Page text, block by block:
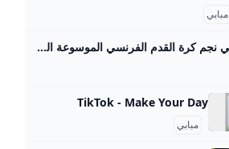
مبابي
كيليان مبابي نجم كرة القدم الفرنسي الموسوعة الجزيرة نت كيليان مبابي لاعب كرة قدم فرنسي محترف، من أصول أفريقية ولد عام 1998، فاز مع بلاده ببطولة كأس العالم عام 2018، فبرز نجما جديدا في سماء كرة القدم العالمية وهو لا يزال آنذاك دون العشرين من عمره. ولد كيليان مبابي لوتين يوم 20 ديسمبر/كانون الأول 1998، في بلدة بوندي شمال باريس في فرنسا، على بعد 11 كيلومترا من ملعب “ستاد دو فرانس”، الذي شهد تتويج فرنسا بكأس العالم. والده مسيحي من أصول كاميرونية ونيجيرية، وأمه مسلمة من أصول جزائرية.
TikTok - Make Your Day
مبابي